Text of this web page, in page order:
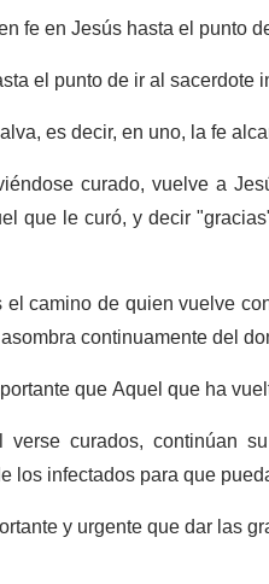
fe en Jesús hasta el punto
el punto de ir al sacerdote
es decir, en uno, la fe
curado, vuelve a
que le curó, y decir
camino de quien vuelve
continuamente del
que Aquel que ha
curados, continúan
los infectados para que
y urgente que dar las